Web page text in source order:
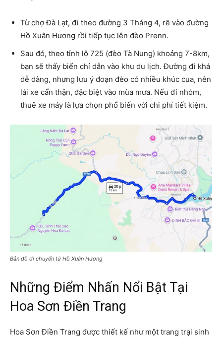
Từ chợ Đà Lạt, đi theo đường 3 Tháng 4, rẽ vào đường
Hồ Xuân Hương rồi tiếp tục lên đèo Prenn.
Sau đó, theo tỉnh lộ 725 (đèo Tà Nung) khoảng 7-8km,
bạn sẽ thấy biển chỉ dẫn vào khu du lịch. Đường đi khá
dễ dàng, nhưng lưu ý đoạn đèo có nhiều khúc cua, nên
lái xe cẩn thận, đặc biệt vào mùa mưa. Nếu đi nhóm,
thuê xe máy là lựa chọn phổ biến với chi phí tiết kiệm.
Bản đồ di chuyển từ Hồ Xuân Hương
Những Điểm Nhấn Nổi Bật Tại
Hoa Sơn Điền Trang
Hoa Sơn Điền Trang được thiết kế như một trang trại sinh